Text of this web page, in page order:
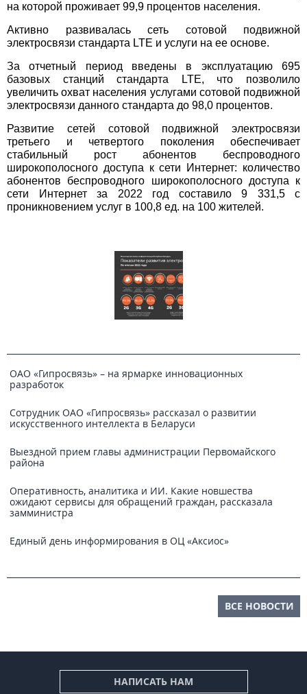
на которой проживает 99,9 процентов населения.
Активно развивалась сеть сотовой подвижной
электросвязи стандарта LTE и услуги на ее основе.
За отчетный период введены в эксплуатацию 695
базовых станций стандарта LTE, что позволило
увеличить охват населения услугами сотовой подвижной
электросвязи данного стандарта до 98,0 процентов.
Развитие сетей сотовой подвижной электросвязи
третьего и четвертого поколения обеспечивает
стабильный рост абонентов беспроводного
широкополосного доступа к сети Интернет: количество
абонентов беспроводного широкополосного доступа к
сети Интернет за 2022 год составило 9 331,5 с
проникновением услуг в 100,8 ед. на 100 жителей.
ОАО «Гипросвязь» – на ярмарке инновационных
разработок
Сотрудник ОАО «Гипросвязь» рассказал о развитии
искусственного интеллекта в Беларуси
Выездной прием главы администрации Первомайского
района
Оперативность, аналитика и ИИ. Какие новшества
ожидают сервисы для обращений граждан, рассказала
замминистра
Единый день информирования в ОЦ «Аксиос»
ВСЕ НОВОСТИ
НАПИСАТЬ НАМ